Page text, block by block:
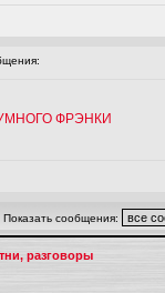
ФРЭНКИ
Показать сообщения:
разговоры